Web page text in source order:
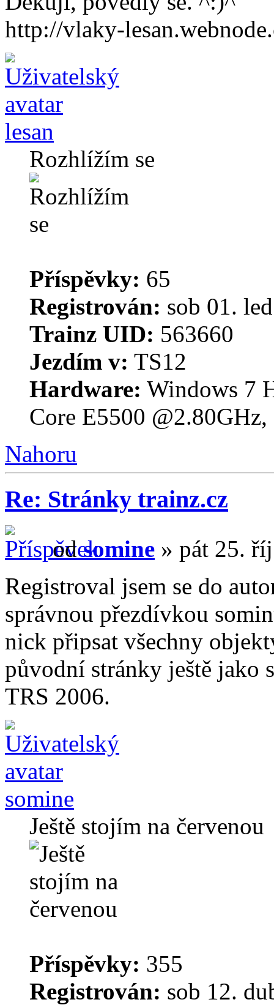
http://vlaky-
lesan
Rozhlížím se
Příspěvky: 65
Registrován: sob 01.
Trainz UID: 563660
Jezdím v: TS12
Hardware: Windows 7
Core E5500
Nahoru
Re: Stránky trainz.cz
odsomine » pát 25.
Registroval jsem se do
správnou přezdívkou
nick připsat všechny
původní stránky ještě jako
TRS 2006.
somine
Ještě stojím na červenou
Příspěvky: 355
Registrován: sob 12.